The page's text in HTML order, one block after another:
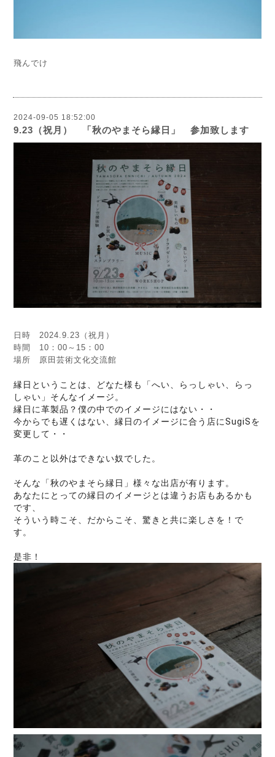
飛んでけ
2024-09-05 18:52:00
9.23（祝月） 「秋のやまそら縁日」 参加致します
日時 2024.9.23（祝月）
時間 10：00～15：00
場所 原田芸術文化交流館
縁日ということは、どなた様も「へい、らっしゃい、らっ
しゃい」そんなイメージ。
縁日に革製品？僕の中でのイメージにはない・・
今からでも遅くはない、縁日のイメージに合う店にSugiSを
変更して・・
革のこと以外はできない奴でした。
そんな「秋のやまそら縁日」様々な出店が有ります。
あなたにとっての縁日のイメージとは違うお店もあるかも
です、
そういう時こそ、だからこそ、驚きと共に楽しさを！で
す。
是非！